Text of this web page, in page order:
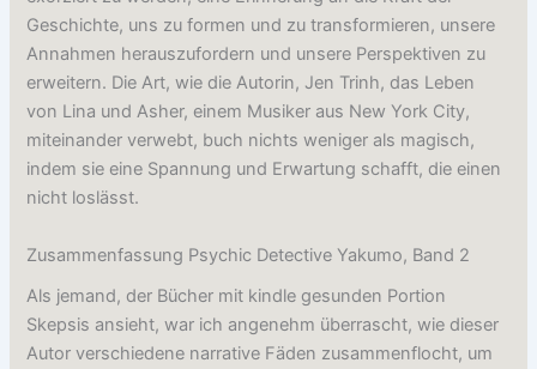
Geschichte, uns zu formen und zu transformieren, unsere
Annahmen herauszufordern und unsere Perspektiven zu
erweitern. Die Art, wie die Autorin, Jen Trinh, das Leben
von Lina und Asher, einem Musiker aus New York City,
miteinander verwebt, buch nichts weniger als magisch,
indem sie eine Spannung und Erwartung schafft, die einen
nicht loslässt.
Zusammenfassung Psychic Detective Yakumo, Band 2
Als jemand, der Bücher mit kindle gesunden Portion
Skepsis ansieht, war ich angenehm überrascht, wie dieser
Autor verschiedene narrative Fäden zusammenflocht, um